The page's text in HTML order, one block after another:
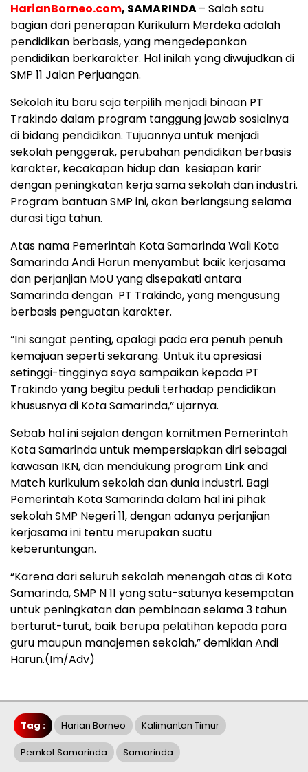
HarianBorneo.com, SAMARINDA– Salah satu
bagian dari penerapan Kurikulum Merdeka adalah
pendidikan berbasis, yang mengedepankan
pendidikan berkarakter. Hal inilah yang diwujudkan di
SMP 11 Jalan Perjuangan.
Sekolah itu baru saja terpilih menjadi binaan PT
Trakindo dalam program tanggung jawab sosialnya
di bidang pendidikan. Tujuannya untuk menjadi
sekolah penggerak, perubahan pendidikan berbasis
karakter, kecakapan hidup dan kesiapan karir
dengan peningkatan kerja sama sekolah dan industri.
Program bantuan SMP ini, akan berlangsung selama
durasi tiga tahun.
Atas nama Pemerintah Kota Samarinda Wali Kota
Samarinda Andi Harun menyambut baik kerjasama
dan perjanjian MoU yang disepakati antara
Samarinda dengan PT Trakindo, yang mengusung
berbasis penguatan karakter.
“Ini sangat penting, apalagi pada era penuh penuh
kemajuan seperti sekarang. Untuk itu apresiasi
setinggi-tingginya saya sampaikan kepada PT
Trakindo yang begitu peduli terhadap pendidikan
khususnya di Kota Samarinda,” ujarnya.
Sebab hal ini sejalan dengan komitmen Pemerintah
Kota Samarinda untuk mempersiapkan diri sebagai
kawasan IKN, dan mendukung program Link and
Match kurikulum sekolah dan dunia industri. Bagi
Pemerintah Kota Samarinda dalam hal ini pihak
sekolah SMP Negeri 11, dengan adanya perjanjian
kerjasama ini tentu merupakan suatu
keberuntungan.
“Karena dari seluruh sekolah menengah atas di Kota
Samarinda, SMP N 11 yang satu-satunya kesempatan
untuk peningkatan dan pembinaan selama 3 tahun
berturut-turut, baik berupa pelatihan kepada para
guru maupun manajemen sekolah,” demikian Andi
Harun.(Im/Adv)
Tag : Harian Borneo Kalimantan Timur
Pemkot Samarinda Samarinda